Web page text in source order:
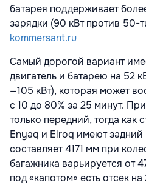
батарея поддерживает
зарядки (90 кВт против 50-
kommersant.ru
Самый дорогой вариант
двигатель и батарею на 52
—105 кВт), которая может
с 10 до 80% за 25 минут.
только передний, тогда как
Enyaq и Elroq имеют
составляет 4171 мм при
багажника варьируется от
под «капотом» есть отсек на